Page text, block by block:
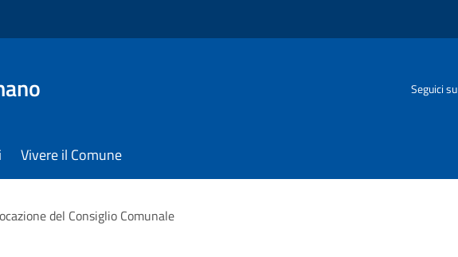
Seguici su
Vivere il Comune
del Consiglio Comunale